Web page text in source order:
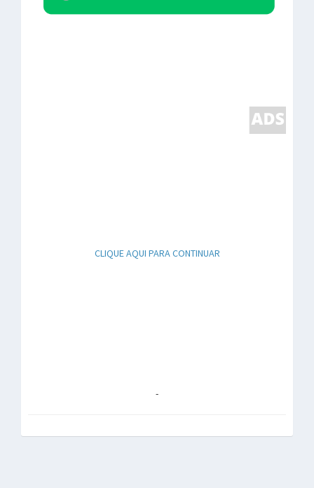
CLIQUE AQUI PARA CONTINUAR
-